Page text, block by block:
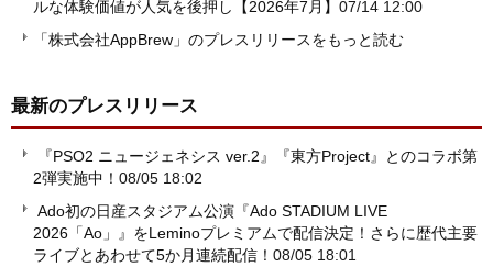
ルな体験価値が人気を後押し【2026年7月】 07/14 12:00
「株式会社AppBrew」のプレスリリースをもっと読む
最新のプレスリリース
『PSO2 ニュージェネシス ver.2』『東方Project』とのコラボ第
2弾実施中！ 08/05 18:02
Ado初の日産スタジアム公演『Ado STADIUM LIVE
2026「Ao」』をLeminoプレミアムで配信決定！さらに歴代主要
ライブとあわせて5か月連続配信！ 08/05 18:01